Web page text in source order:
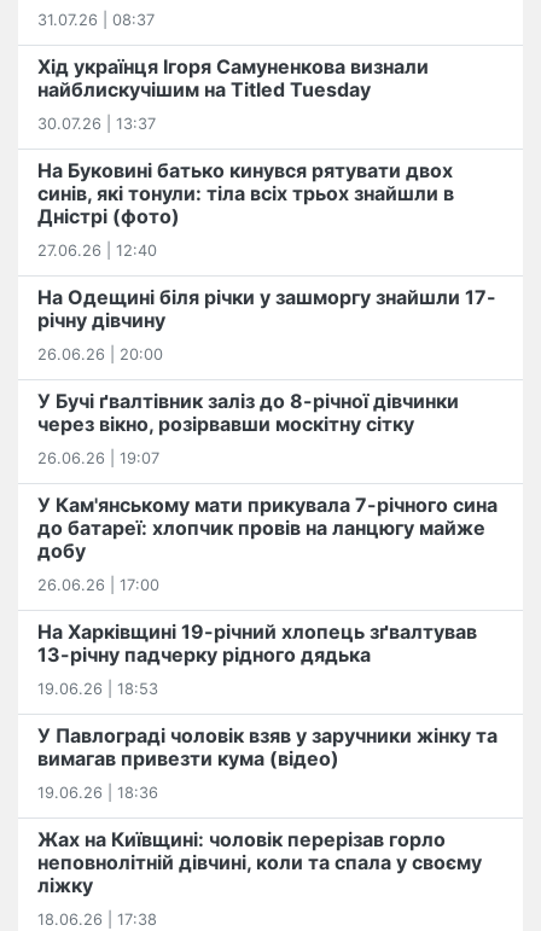
31.07.26 | 08:37
Хід українця Ігоря Самуненкова визнали
найблискучішим на Titled Tuesday
30.07.26 | 13:37
На Буковині батько кинувся рятувати двох
синів, які тонули: тіла всіх трьох знайшли в
Дністрі (фото)
27.06.26 | 12:40
На Одещині біля річки у зашморгу знайшли 17-
річну дівчину
26.06.26 | 20:00
У Бучі ґвалтівник заліз до 8-річної дівчинки
через вікно, розірвавши москітну сітку
26.06.26 | 19:07
У Кам'янському мати прикувала 7-річного сина
до батареї: хлопчик провів на ланцюгу майже
добу
26.06.26 | 17:00
На Харківщині 19-річний хлопець​ ️зґвалтував
13-річну падчерку рідного дядька
19.06.26 | 18:53
У Павлограді чоловік взяв у заручники жінку та
вимагав привезти кума (відео)
19.06.26 | 18:36
Жах на Київщині: чоловік перерізав горло
неповнолітній дівчині, коли та спала у своєму
ліжку
18.06.26 | 17:38